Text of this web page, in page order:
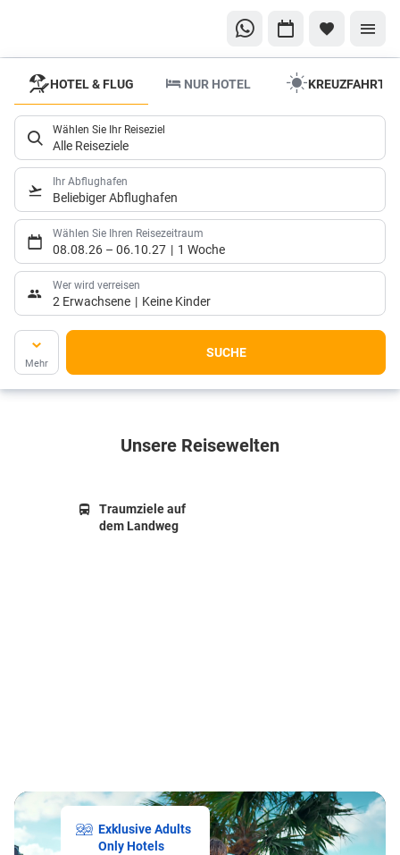
Reisewelten
Individueller
Urlaub ganz
nah!
HOTEL & FLUG NUR HOTEL
Wählen Sie Ihr Reiseziel
Alle Reiseziele
Ihr Abflughafen
Beliebiger Abflughafen
Wählen Sie Ihren Reisezeitraum
08.08.26 – 06.10.27 1 Woche
Wer wird verreisen
2 Erwachsene Keine Kinder
Mehr
SUCHE
Unsere Reisewelten
Traumziele auf
dem Landweg
Exklusive Adults
Only Hotels